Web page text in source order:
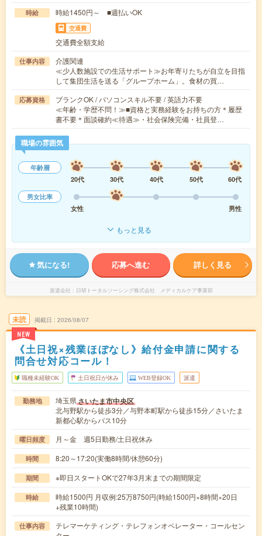
時給 時給1450円～ ■週払いOK
交通費
交通費全額支給
仕事内容
介護関連
≪少人数施設での生活サポート≫お年寄りたちが自立を目指
して集団生活を送る「グループホーム」。食材の買…
応募資格
ブランクOK / パソコンスキル不要 / 英語力不要
≪年齢・学歴不問！≫■資格と実務経験をお持ちの方＊履歴
書不要＊面談確約≪待遇≫・社会保険完備・社員登…
職場の雰囲気
年齢層
20代
30代 40代 50代
60代
男女比率
女性
男性
もっと見る
気になる! 応募へ進む 詳しく見る
派遣会社 日研トータルソーシング株式会社 メディカルケア事業部
未読
NEW
掲載日 2026/08/07
《土日祝×残業ほぼなし》給付金申請に関する
問合せ対応コール！
職種未経験OK 土日祝日が休み WEB登録OK 派遣
勤務地 埼玉県さいたま市中央区
北与野駅から徒歩3分／与野本町駅から徒歩15分／さいたま
新都心駅からバス10分
曜日頻度 月～金 週5日勤務/土日祝休み
時間 8:20～17:20(実働8時間/休憩60分)
期間 ※即日スタートOKで27年3月末までの期間限定
時給
時給1500円 月収例:25万8750円(時給1500円×8時間×20日
+残業10時間)
仕事内容
テレマーケティング・テレフォンオペレーター・コールセン